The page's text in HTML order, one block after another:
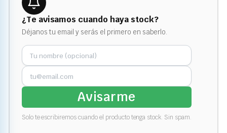
¿Te avisamos cuando haya stock?
Déjanos tu email y serás el primero en saberlo.
Avisarme
Solo te escribiremos cuando el producto tenga stock. Sin spam.